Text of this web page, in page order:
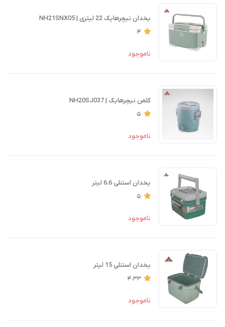
یخدان نیچرهایک 22 لیتری | NH21SNX05
4
ناموجود
کلمن نیچرهایک | NH20SJ037
5
ناموجود
یخدان استنلی 6.6 لیتر
5
ناموجود
یخدان استنلی 15 لیتر
4.33
ناموجود